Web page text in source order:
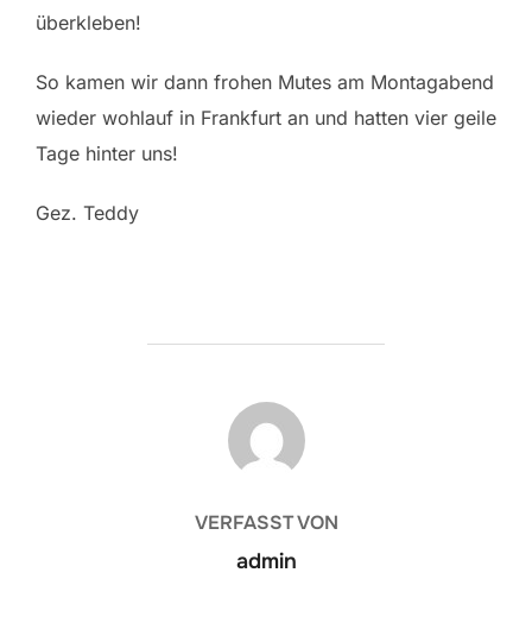
überkleben!
So kamen wir dann frohen Mutes am Montagabend
wieder wohlauf in Frankfurt an und hatten vier geile
Tage hinter uns!
Gez. Teddy
BEITRAGSAUTOR
VERFASST VON
admin